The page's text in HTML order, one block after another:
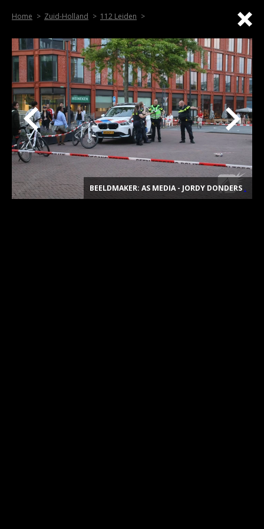
Home Zuid-Holland 112 Leiden
BEELDMAKER: AS MEDIA - JORDY DONDERS .